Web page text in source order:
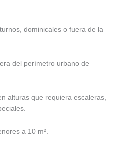
dominicales o fuera de la
del perímetro urbano de
alturas que requiera escaleras,
a 10 m².